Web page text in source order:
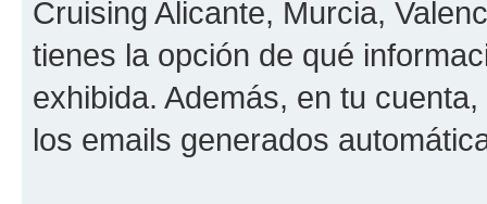
Cruising Alicante, Murcia,
tienes la opción de qué
exhibida. Además, en tu
los emails generados